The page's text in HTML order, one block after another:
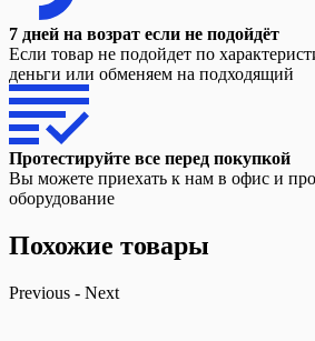
7 дней на возрат если не подойдёт
Если товар не подойдет по
деньги или обменяем на подходящий
Протестируйте все перед покупкой
Вы можете приехать к нам в офис и
оборудование
Похожие товары
Previous - Next